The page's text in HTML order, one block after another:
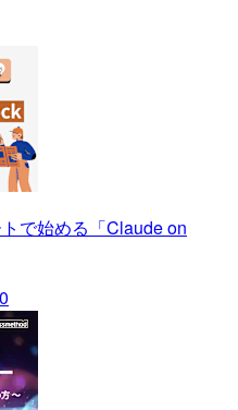
で始める「Claude on